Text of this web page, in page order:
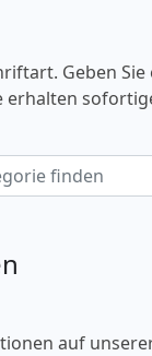
Geben Sie
erhalten
auf